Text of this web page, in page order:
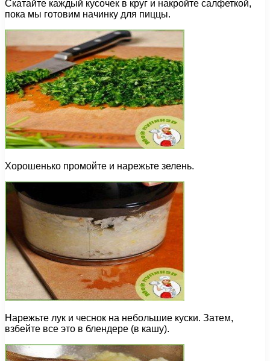
Скатайте каждый кусочек в круг и накройте салфеткой,
пока мы готовим начинку для пиццы.
Хорошенько промойте и нарежьте зелень.
Нарежьте лук и чеснок на небольшие куски. Затем,
взбейте все это в блендере (в кашу).